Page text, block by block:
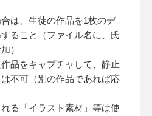
は、生徒の作品を1枚のデ
ること（ファイル名に、氏
）
品をキャプチャして、静止
不可（別の作品であれば応
る「イラスト素材」等は使